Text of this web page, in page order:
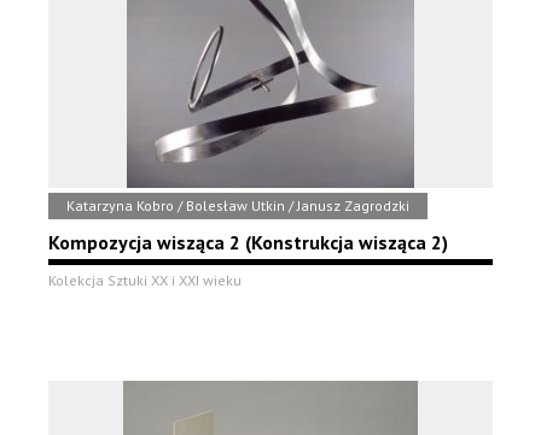
Katarzyna Kobro / Bolesław Utkin / Janusz Zagrodzki
Kompozycja wisząca 2 (Konstrukcja wisząca 2)
Kolekcja Sztuki XX i XXI wieku